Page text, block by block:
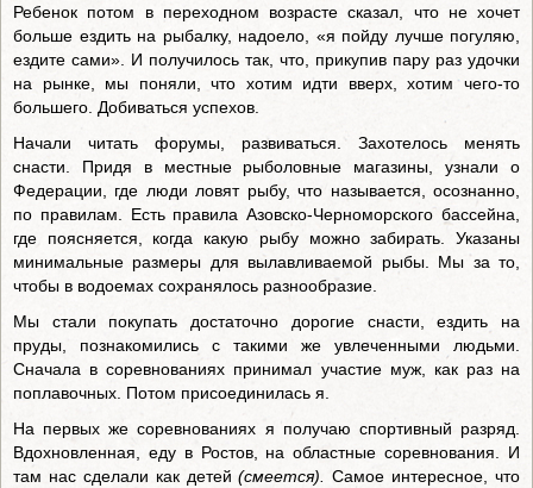
Ребенок потом в переходном возрасте сказал, что не хочет
больше ездить на рыбалку, надоело, «я пойду лучше погуляю,
ездите сами». И получилось так, что, прикупив пару раз удочки
на рынке, мы поняли, что хотим идти вверх, хотим чего-то
большего. Добиваться успехов.
Начали читать форумы, развиваться. Захотелось менять
снасти. Придя в местные рыболовные магазины, узнали о
Федерации, где люди ловят рыбу, что называется, осознанно,
по правилам. Есть правила Азовско-Черноморского бассейна,
где поясняется, когда какую рыбу можно забирать. Указаны
минимальные размеры для вылавливаемой рыбы. Мы за то,
чтобы в водоемах сохранялось разнообразие.
Мы стали покупать достаточно дорогие снасти, ездить на
пруды, познакомились с такими же увлеченными людьми.
Сначала в соревнованиях принимал участие муж, как раз на
поплавочных. Потом присоединилась я.
На первых же соревнованиях я получаю спортивный разряд.
Вдохновленная, еду в Ростов, на областные соревнования. И
там нас сделали как детей(смеется). Самое интересное, что